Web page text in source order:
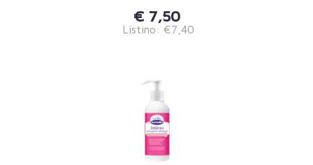
€ 7,50
Listino: €7,40